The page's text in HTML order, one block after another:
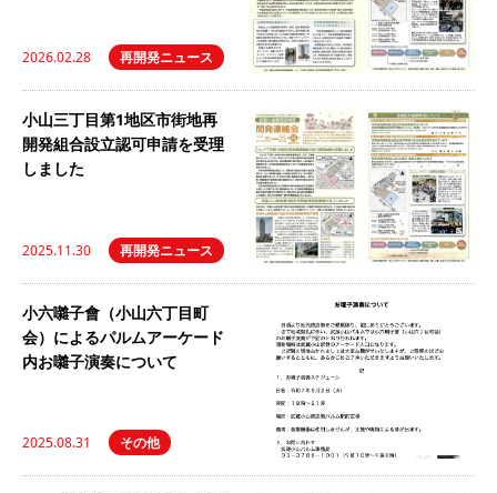
2026.02.28 再開発ニュース
小山三丁目第1地区市街地再
開発組合設立認可申請を受理
しました
2025.11.30 再開発ニュース
小六囃子會（小山六丁目町
会）によるパルムアーケード
内お囃子演奏について
2025.08.31 その他